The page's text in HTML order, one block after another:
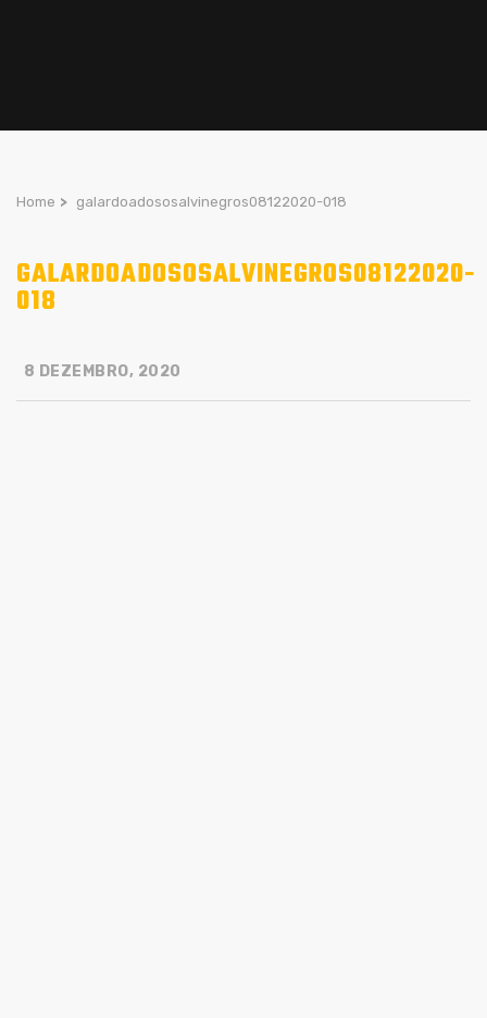
Home > galardoadososalvinegros08122020-018
GALARDOADOSOSALVINEGROS08122020-
018
8 DEZEMBRO, 2020